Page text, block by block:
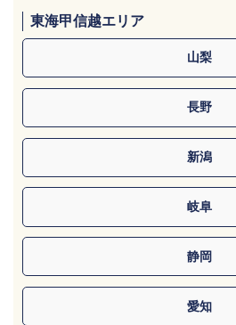
東海甲信越エリア
山梨
長野
新潟
岐阜
静岡
愛知